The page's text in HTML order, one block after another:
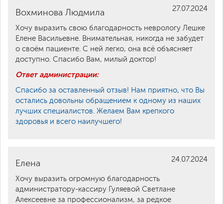
27.07.2024
Вохминова Людмила
Хочу выразить свою благодарность неврологу Лешке
Елене Васильевне. Внимательная, никогда не забудет
о своём пациенте. С ней легко, она всё объясняет
доступно. Спасибо Вам, милый доктор!
Ответ администрации:
Спасибо за оставленный отзыв! Нам приятно, что Вы
остались довольны обращением к одному из наших
лучших специалистов. Желаем Вам крепкого
здоровья и всего наилучшего!
24.07.2024
Елена
Хочу выразить огромную благодарность
администратору-кассиру Гуляевой Светлане
Алексеевне за профессионализм, за редкое